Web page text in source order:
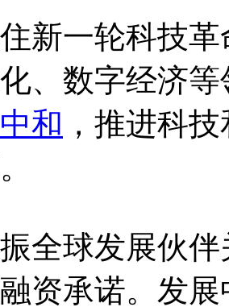
新一轮科技
、数字经济
和 ，推进科
全球发展伙
资承诺。发